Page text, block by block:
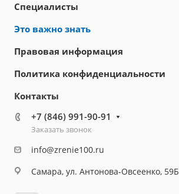
Специалисты
Это важно знать
Правовая информация
Политика конфиденциальности
Контакты
+7 (846) 991-90-91
Заказать звонок
info@zrenie100.ru
Самара, ул. Антонова-Овсеенко, 59Б